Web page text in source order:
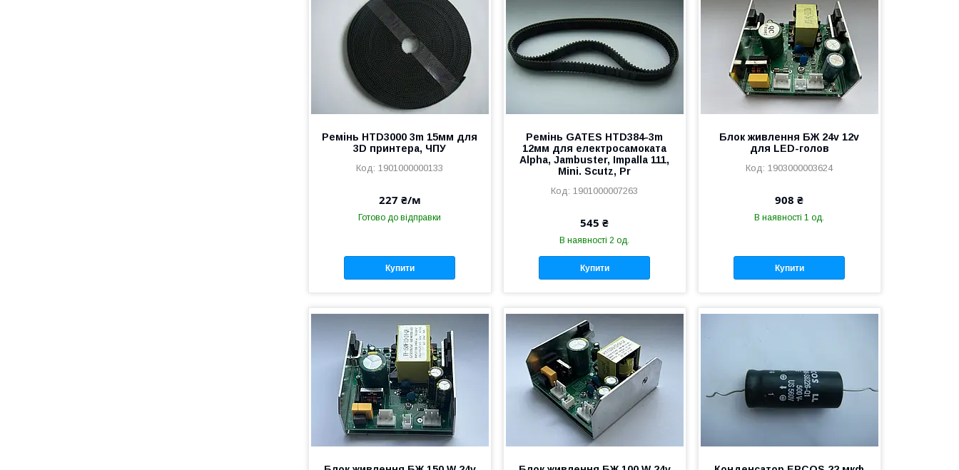
Ремінь HTD3000 3m 15мм для
3D принтера, ЧПУ
1901000000133
227 ₴/м
Готово до відправки
Купити
Ремінь GATES HTD384-3m
12мм для електросамоката
Alpha, Jambuster, Impalla 111,
Mini. Scutz, Pr
1901000007263
545 ₴
В наявності 2 од.
Купити
Блок живлення БЖ 24v 12v
для LED-голов
1903000003624
908 ₴
В наявності 1 од.
Купити